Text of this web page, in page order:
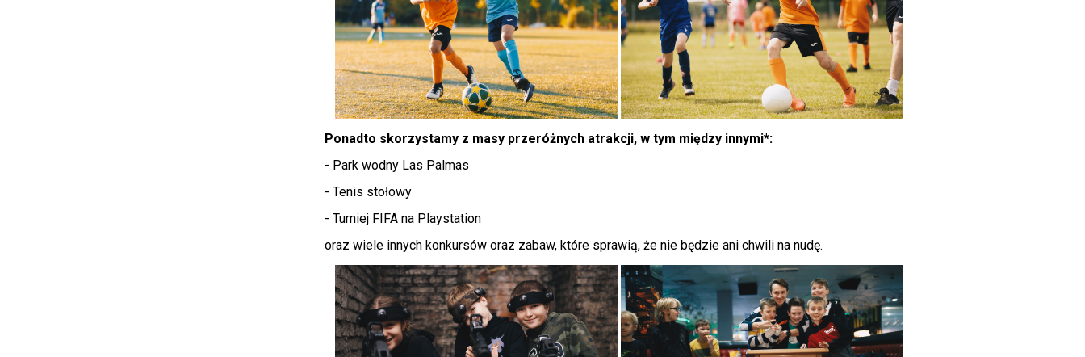
Ponadto skorzystamy z masy przeróżnych atrakcji, w tym między innymi*:
- Park wodny Las Palmas
- Tenis stołowy
- Turniej FIFA na Playstation
oraz wiele innych konkursów oraz zabaw, które sprawią, że nie będzie ani chwili na nudę.